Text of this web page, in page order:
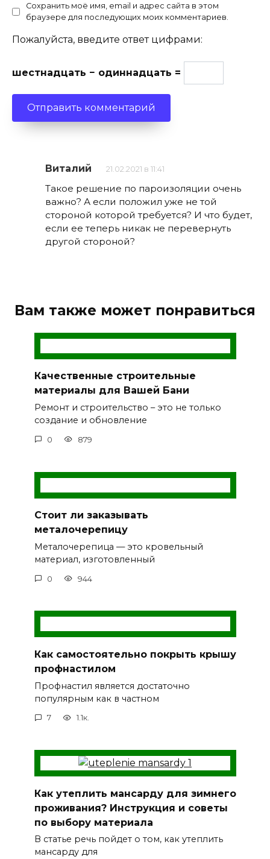
Сохранить моё имя, email и адрес сайта в этом
браузере для последующих моих комментариев.
Пожалуйста, введите ответ цифрами:
шестнадцать − одиннадцать =
Виталий 21.02.2021 в 11:41
Такое решение по пароизоляции очень
важно? А если положил уже не той
стороной которой требуется? И что будет,
если ее теперь никак не перевернуть
другой стороной?
Вам также может понравиться
Качественные строительные
материалы для Вашей Бани
Ремонт и строительство – это не только
создание и обновление
0 879
Стоит ли заказывать
металочерепицу
Металочерепица — это кровельный
материал, изготовленный
0 944
Как самостоятельно покрыть крышу
профнастилом
Профнастил является достаточно
популярным как в частном
7 1.1к.
Как утеплить мансарду для зимнего
проживания? Инструкция и советы
по выбору материала
В статье речь пойдет о том, как утеплить
мансарду для